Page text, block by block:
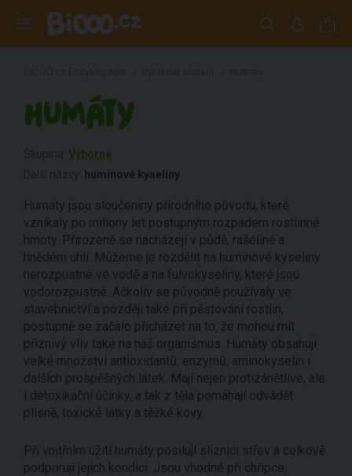
HUMÁTY
Výborné
huminové kyseliny
Humáty jsou sloučeniny přírodního původu, které
vznikaly po miliony let postupným rozpadem rostlinné
hmoty. Přirozeně se nacházejí v půdě, rašelině a
hnědém uhlí. Můžeme je rozdělit na huminové kyseliny
nerozpustné ve vodě a na fulvokyseliny, které jsou
vodorozpustné. Ačkoliv se původně používaly ve
stavebnictví a později také při pěstování rostlin,
postupně se začalo přicházet na to, že mohou mít
příznivý vliv také na náš organismus. Humáty obsahují
velké množství antioxidantů, enzymů, aminokyselin i
dalších prospěšných látek. Mají nejen protizánětlivé, ale
i detoxikační účinky, a tak z těla pomáhají odvádět
plísně, toxické látky a těžké kovy.
Při vnitřním užití humáty posilují sliznici střev a celkově
podporují jejich kondici. Jsou vhodné při chřipce,